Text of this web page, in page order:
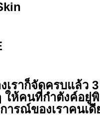
เราก็จัดครบแล้ว
ให้คนที่กำตังค์อ
ารณ์ของเราคนเ